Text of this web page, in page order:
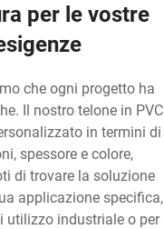
per le vostre
che ogni progetto ha
Il nostro telone in PVC
in termini di
spessore e colore,
di trovare la soluzione
applicazione specifica,
utilizzo industriale o per